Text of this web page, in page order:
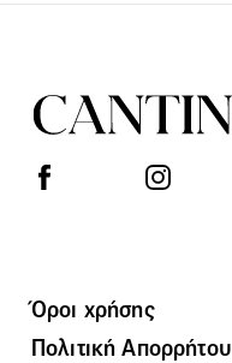
Όροι χρήσης
Πολιτική Απορρήτου